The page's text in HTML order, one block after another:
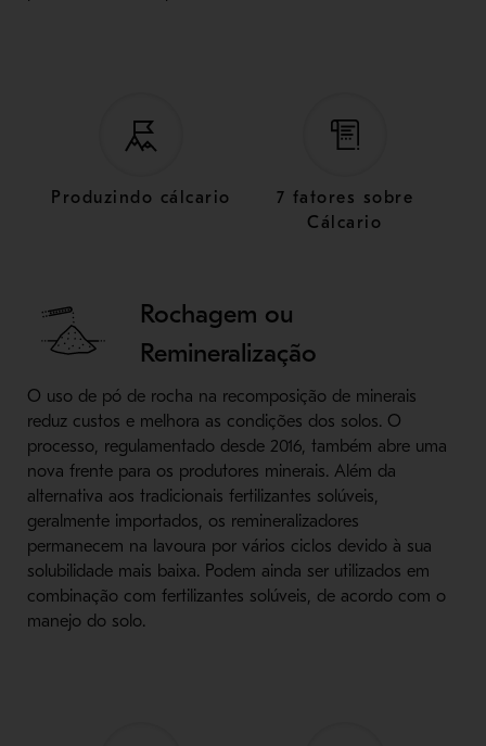
Produzindo cálcario
7 fatores sobre
Cálcario
Rochagem ou
Remineralização
O uso de pó de rocha na recomposição de minerais
reduz custos e melhora as condições dos solos. O
processo, regulamentado desde 2016, também abre uma
nova frente para os produtores minerais. Além da
alternativa aos tradicionais fertilizantes solúveis,
geralmente importados, os remineralizadores
permanecem na lavoura por vários ciclos devido à sua
solubilidade mais baixa. Podem ainda ser utilizados em
combinação com fertilizantes solúveis, de acordo com o
manejo do solo.